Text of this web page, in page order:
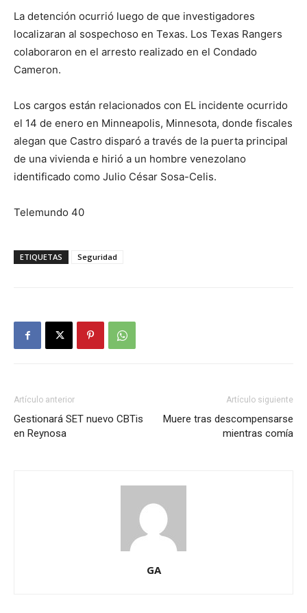
La detención ocurrió luego de que investigadores
localizaran al sospechoso en Texas. Los Texas Rangers
colaboraron en el arresto realizado en el Condado
Cameron.
Los cargos están relacionados con EL incidente ocurrido
el 14 de enero en Minneapolis, Minnesota, donde fiscales
alegan que Castro disparó a través de la puerta principal
de una vivienda e hirió a un hombre venezolano
identificado como Julio César Sosa-Celis.
Telemundo 40
ETIQUETAS Seguridad
Artículo anterior
Gestionará SET nuevo CBTis
en Reynosa
Artículo siguiente
Muere tras descompensarse
mientras comía
GA